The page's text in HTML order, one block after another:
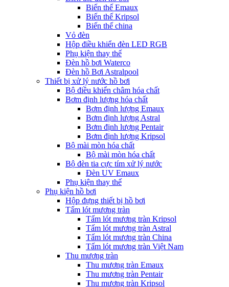
Biến thế Emaux
Biến thế Kripsol
Biến thế china
Vỏ đèn
Hộp điều khiển đèn LED RGB
Phụ kiện thay thế
Đèn hồ bơi Waterco
Đèn hồ Bơi Astralpool
Thiết bị xử lý nước hồ bơi
Bộ điều khiển châm hóa chất
Bơm định lượng hóa chất
Bơm định lượng Emaux
Bơm định lượng Astral
Bơm định lượng Pentair
Bơm định lượng Kripsol
Bộ mài mòn hóa chất
Bộ mài mòn hóa chất
Bộ đèn tia cực tím xử lý nước
Đèn UV Emaux
Phụ kiện thay thế
Phụ kiện hồ bơi
Hộp đựng thiết bị hồ bơi
Tấm lót mương tràn
Tấm lót mương tràn Kripsol
Tấm lót mương tràn Astral
Tấm lót mương tràn China
Tấm lót mương tràn Việt Nam
Thu mương tràn
Thu mương tràn Emaux
Thu mương tràn Pentair
Thu mương tràn Kripsol